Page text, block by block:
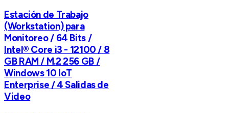
Estación de Trabajo
(Workstation) para
Monitoreo / 64 Bits /
Intel® Core i3 - 12100 / 8
GB RAM / M.2 256 GB /
Windows 10 IoT
Enterprise / 4 Salidas de
Video